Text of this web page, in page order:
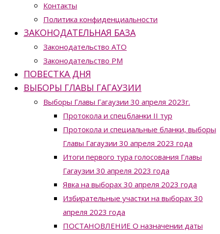
Контакты
Политика конфиденциальности
ЗАКОНОДАТЕЛЬНАЯ БАЗА
Законодательство ATO
Законодательство РМ
ПОВЕСТКА ДНЯ
ВЫБОРЫ ГЛАВЫ ГАГАУЗИИ
Выборы Главы Гагаузии 30 апреля 2023г.
Протокола и спецбланки II тур
Протокола и специальные бланки, выборы
Главы Гагаузии 30 апреля 2023 года
Итоги первого тура голосования Главы
Гагаузии 30 апреля 2023 года
Явка на выборах 30 апреля 2023 года
Избирательные участки на выборах 30
апреля 2023 года
ПОСТАНОВЛЕНИЕ О назначении даты